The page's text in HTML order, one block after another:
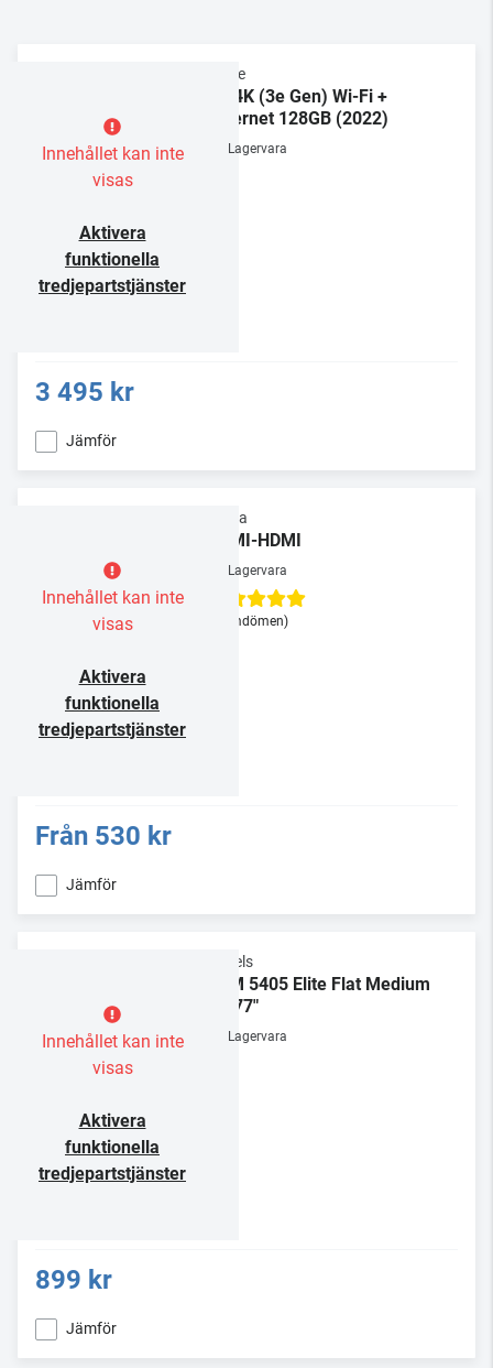
Innehållet kan inte
visas
Aktivera
funktionella
tredjepartstjänster
Apple
TV 4K (3e Gen) Wi-Fi +
Ethernet 128GB (2022)
Lagervara
3 495 kr
Jämför
Innehållet kan inte
visas
Aktivera
funktionella
tredjepartstjänster
Supra
HDMI-HDMI
Lagervara
(3 omdömen)
Från 530 kr
Jämför
Innehållet kan inte
visas
Aktivera
funktionella
tredjepartstjänster
Vogels
TVM 5405 Elite Flat Medium
32-77"
Lagervara
899 kr
Jämför